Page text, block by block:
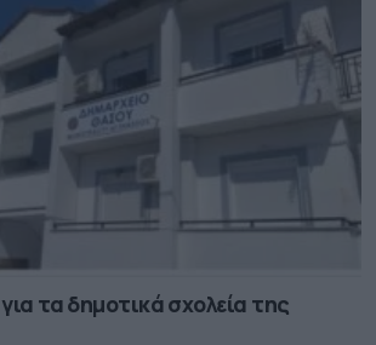
τα δημοτικά σχολεία της